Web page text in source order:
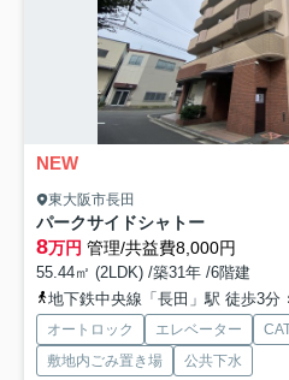
NEW
東大阪市長田
パークサイドシャトー
8万円 管理/共益費8,000円
55.44㎡ (2LDK) /築31年 /6階建
地下鉄中央線「長田」駅 徒歩3分
オートロック エレベーター
敷地内ごみ置き場
公共下水